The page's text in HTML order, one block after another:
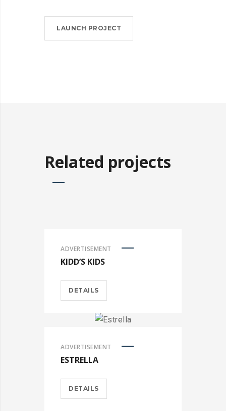
LAUNCH PROJECT
Related projects
ADVERTISEMENT
KIDD’S KIDS
DETAILS
ADVERTISEMENT
ESTRELLA
DETAILS